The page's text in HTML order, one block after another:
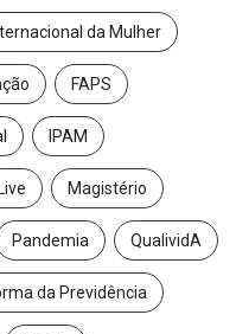
da Mulher
FAPS
IPAM
Live Magistério
Pandemia QualividA
da Previdência